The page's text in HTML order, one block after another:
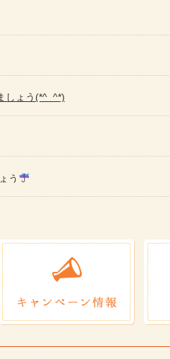
しょう(*^_^*)
う